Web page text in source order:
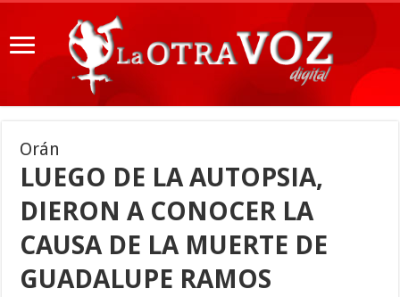
Orán
LUEGO DE LA AUTOPSIA,
DIERON A CONOCER LA
CAUSA DE LA MUERTE DE
GUADALUPE RAMOS